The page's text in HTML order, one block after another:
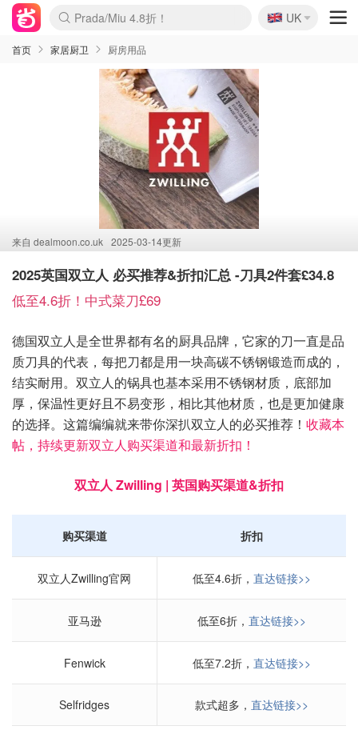
麦卢卡蜂蜜夏促！个位数！
Prada/Miu 4.8折！
啥？必胜客披萨5折！
🇬🇧
UK
首页 家居厨卫 厨房用品
来自 dealmoon.co.uk 2025-03-14更新
2025英国双立人 必买推荐&折扣汇总 -刀具2件套£34.8
低至4.6折！中式菜刀£69
德国双立人是全世界都有名的厨具品牌，它家的刀一直是品
质刀具的代表，每把刀都是用一块高碳不锈钢锻造而成的，
结实耐用。双立人的锅具也基本采用不锈钢材质，底部加
厚，保温性更好且不易变形，相比其他材质，也是更加健康
的选择。这篇编编就来带你深扒双立人的必买推荐！ 收藏本
帖，持续更新双立人购买渠道和最新折扣！
双立人 Zwilling | 英国购买渠道&折扣
购买渠道 折扣
双立人Zwilling官网 低至4.6折， 直达链接>>
亚马逊 低至6折， 直达链接>>
Fenwick 低至7.2折， 直达链接>>
Selfridges 款式超多， 直达链接>>